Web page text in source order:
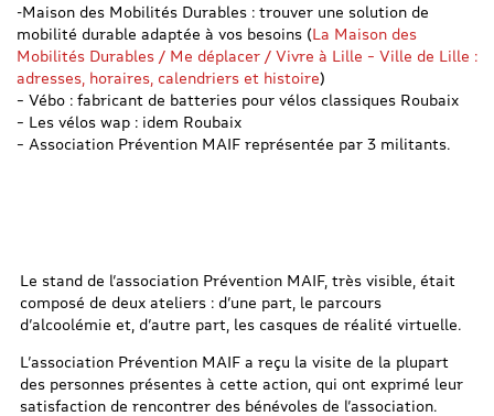
-Maison des Mobilités Durables : trouver une solution de
mobilité durable adaptée à vos besoins (La Maison des
Mobilités Durables / Me déplacer / Vivre à Lille – Ville de Lille :
adresses, horaires, calendriers et histoire)
– Vébo : fabricant de batteries pour vélos classiques Roubaix
– Les vélos wap : idem Roubaix
– Association Prévention MAIF représentée par 3 militants.
Le stand de l’association Prévention MAIF, très visible, était
composé de deux ateliers : d’une part, le parcours
d’alcoolémie et, d’autre part, les casques de réalité virtuelle.
L’association Prévention MAIF a reçu la visite de la plupart
des personnes présentes à cette action, qui ont exprimé leur
satisfaction de rencontrer des bénévoles de l’association.